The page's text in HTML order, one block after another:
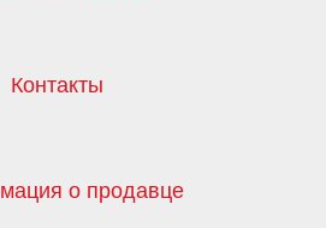
Контакты
о продавце